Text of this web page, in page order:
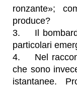
ronzante»;
produce?
3. Il
particolari
4. Nel
che sono
istantanee.